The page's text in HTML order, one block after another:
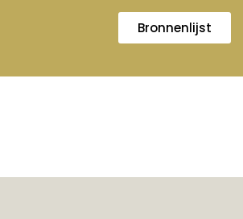
Bronnenlijst